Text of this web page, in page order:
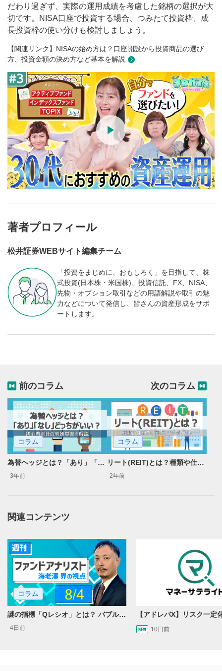
だわり過ぎず、実際の運用成績を考慮した銘柄の選択が大
切です。NISA口座で投資する場合、つみたて投資枠、成
長投資枠の使い分けも検討しましょう。
【関連リンク】NISAの始め方は？口座開設から投資商品の選び
方、投資金額の決め方など基本を解説
著者プロフィール
松井証券WEBサイト編集チーム
「投資をまじめに、おもしろく」を目指して、株
式投資(日本株・米国株)、投資信託、FX、NISA、
先物・オプション取引などの用語解説や取引の魅
力などについて発信し、皆さんの資産形成をサポ
ートします。
前のコラム
コラム
為替ヘッジとは？「あり」「なし」どっちがいい？初心者向けの判断基準を解説
3年前
次のコラム
コラム
リート(REIT)とは？種類や仕組み、選ぶときのポイント
2年前
関連コンテンツ
コラム
謎の指標「Qレシオ」とは？ バブルから得る教訓
4日前 10日前